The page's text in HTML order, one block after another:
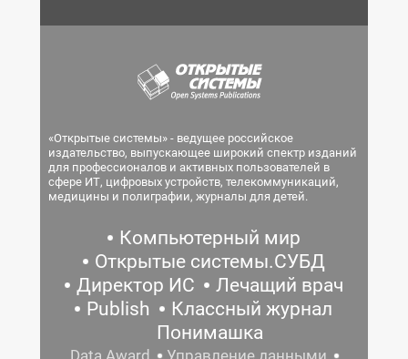
«Открытые системы» - ведущее российское
издательство, выпускающее широкий спектр изданий
для профессионалов и активных пользователей в
сфере ИТ, цифровых устройств, телекоммуникаций,
медицины и полиграфии, журналы для детей.
Компьютерный мир
Открытые системы.СУБД
Директор ИС
Лечащий врач
Publish
Классный журнал
Понимашка
Data Award Управление данными